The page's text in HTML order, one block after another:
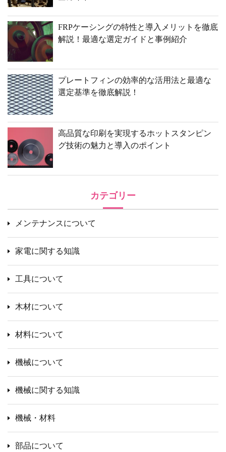
FRPケーシングの特性と導入メリットを徹底
解説！最適な選定ガイドと事例紹介
プレートフィンの効率的な活用法と最適な
選定基準を徹底解説！
高品質な印刷を実現するホットスタンピン
グ技術の魅力と導入のポイント
カテゴリー
メンテナンスについて
家電に関する知識
工具について
木材について
材料について
機械について
機械に関する知識
機械・材料
部品について